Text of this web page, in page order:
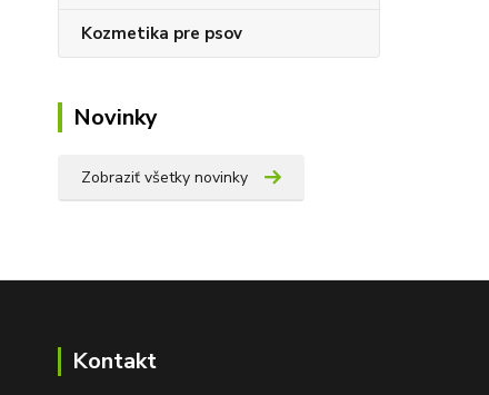
Kozmetika pre psov
Novinky
Zobraziť všetky novinky
Kontakt